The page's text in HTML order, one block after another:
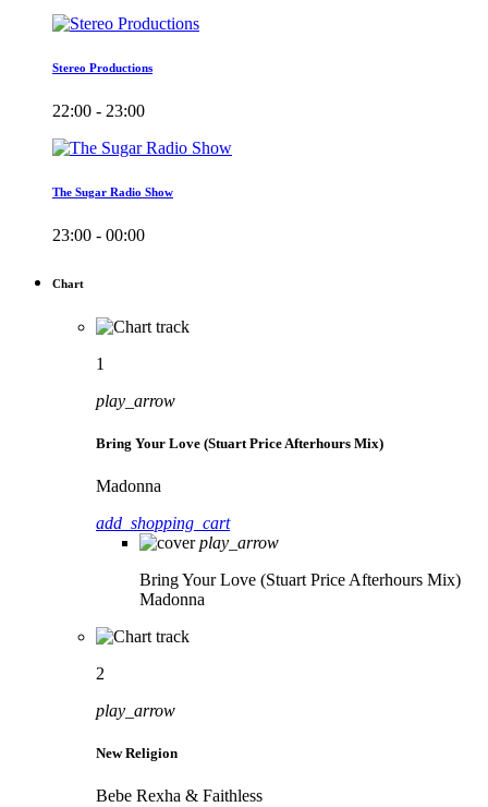
Stereo Productions
22:00 - 23:00
The Sugar Radio Show
23:00 - 00:00
Chart
1
play_arrow
Bring Your Love (Stuart Price Afterhours Mix)
Madonna
add_shopping_cart
play_arrow
Bring Your Love (Stuart Price Afterhours Mix)
Madonna
2
play_arrow
New Religion
Bebe Rexha & Faithless